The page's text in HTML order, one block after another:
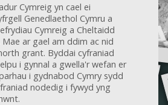
Cymreig yn cael ei
Genedlaethol Cymru a
Cymreig a Cheltaidd
Mae ar gael am ddim ac nid
grant. Byddai cyfraniad
i gynnal a gwella'r wefan er
i gydnabod Cymry sydd
nodedig i fywyd yng